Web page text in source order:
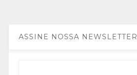
ASSINE NOSSA NEWSLETTER